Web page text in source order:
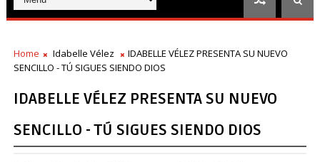
Home Idabelle Vélez
IDABELLE VÉLEZ PRESENTA SU NUEVO
SENCILLO - TÚ SIGUES SIENDO DIOS
IDABELLE VÉLEZ PRESENTA SU NUEVO
SENCILLO - TÚ SIGUES SIENDO DIOS